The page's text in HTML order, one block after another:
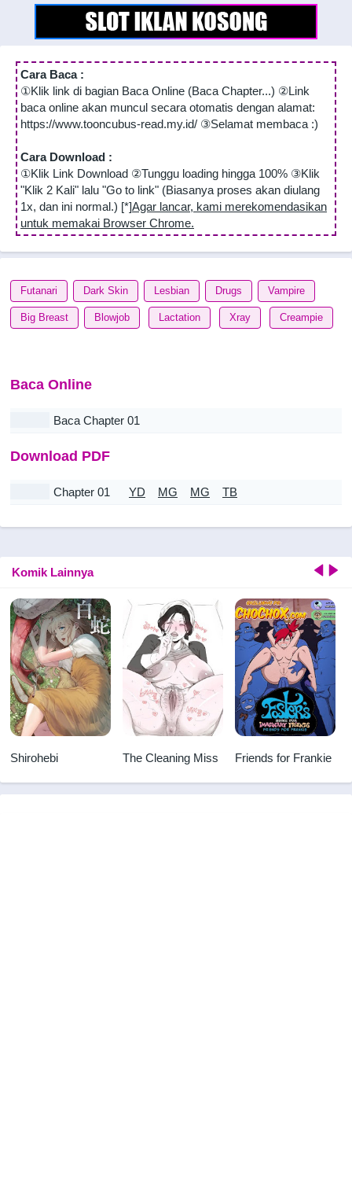
Cara Baca :
①Klik link di bagian Baca Online (Baca Chapter...) ②Link
baca online akan muncul secara otomatis dengan alamat:
https://www.tooncubus-read.my.id/ ③Selamat membaca :)
Cara Download :
①Klik Link Download ②Tunggu loading hingga 100% ③Klik
"Klik 2 Kali" lalu "Go to link" (Biasanya proses akan diulang
1x, dan ini normal.) [*]Agar lancar, kami merekomendasikan
untuk memakai Browser Chrome.
Futanari Dark Skin Lesbian Drugs Vampire
Big Breast Blowjob Lactation Xray Creampie
Baca Online
Baca Chapter 01
Download PDF
Chapter 01 YD MG MG TB
Komik Lainnya
Shirohebi The Cleaning Miss Friends for Frankie